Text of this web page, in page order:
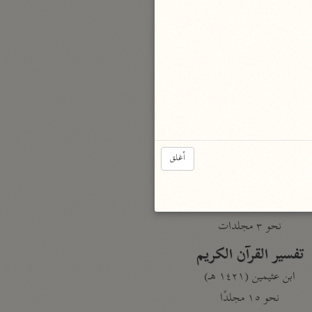
نحو ٣ مجلدات
تفسير القرآن الكريم
ابن عثيمين (١٤٢١ هـ)
نحو ١٥ مجلدًا
أغلق